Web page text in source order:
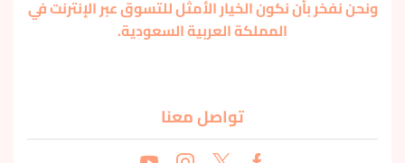
ونحن نفخر بأن نكون الخيار الأمثل للتسوق عبر الإنترنت في
المملكة العربية السعودية.
تواصل معنا